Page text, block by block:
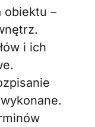
obiektu –
i ich